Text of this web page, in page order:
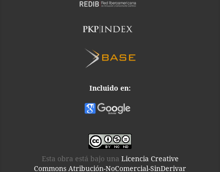
Incluido en:
Esta obra está bajo una Licencia Creative
Commons Atribución-NoComercial-SinDerivar